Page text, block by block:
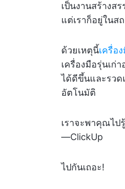
เป็นงานสร้างส
แต่เราก็อยู่ในส
ด้วยเหตุนี้เครื่อ
เครื่องมือรุ่นเก่
ได้ดีขึ้นและรวด
อัตโนมัติ
เราจะพาคุณไป
—ClickUp
ไปกันเถอะ!